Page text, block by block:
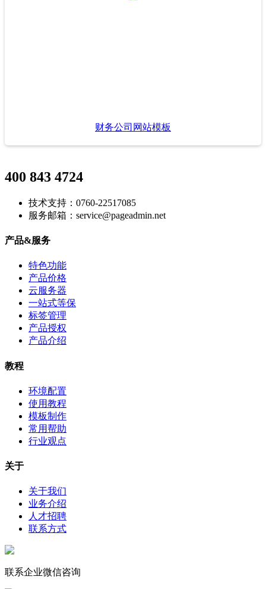
财务公司网站模板
400 843 4724
技术支持：0760-22517085
服务邮箱：service@pageadmin.net
产品&服务
特色功能
产品价格
云服务器
一站式等保
标签管理
产品授权
产品介绍
教程
环境配置
使用教程
模板制作
常用帮助
行业观点
关于
关于我们
业务介绍
人才招聘
联系方式
联系企业微信咨询